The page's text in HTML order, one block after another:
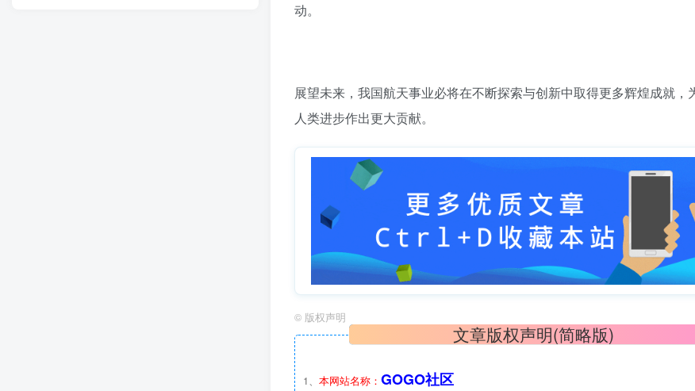
动。
展望未来，我国航天事业必将在不断探索与创新中取得更多辉煌成就，
人类进步作出更大贡献。
© 版权声明
文章版权声明(简略版)
1、 本网站名称： GOGO社区